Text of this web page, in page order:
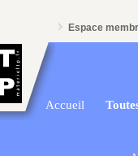
Espace
Accueil